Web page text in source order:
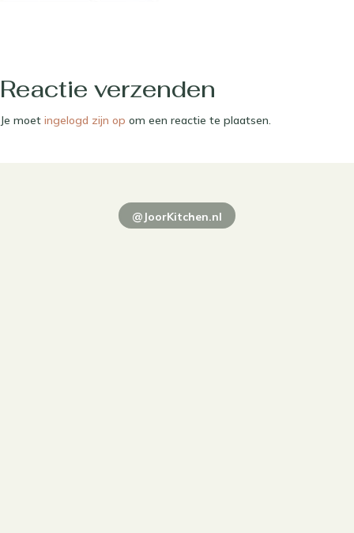
Reactie verzenden
Je moet ingelogd zijn op om een reactie te plaatsen.
@JoorKitchen.nl